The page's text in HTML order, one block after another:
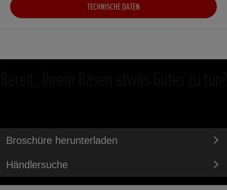
TECHNISCHE DATEN
Broschüre herunterladen
Händlersuche